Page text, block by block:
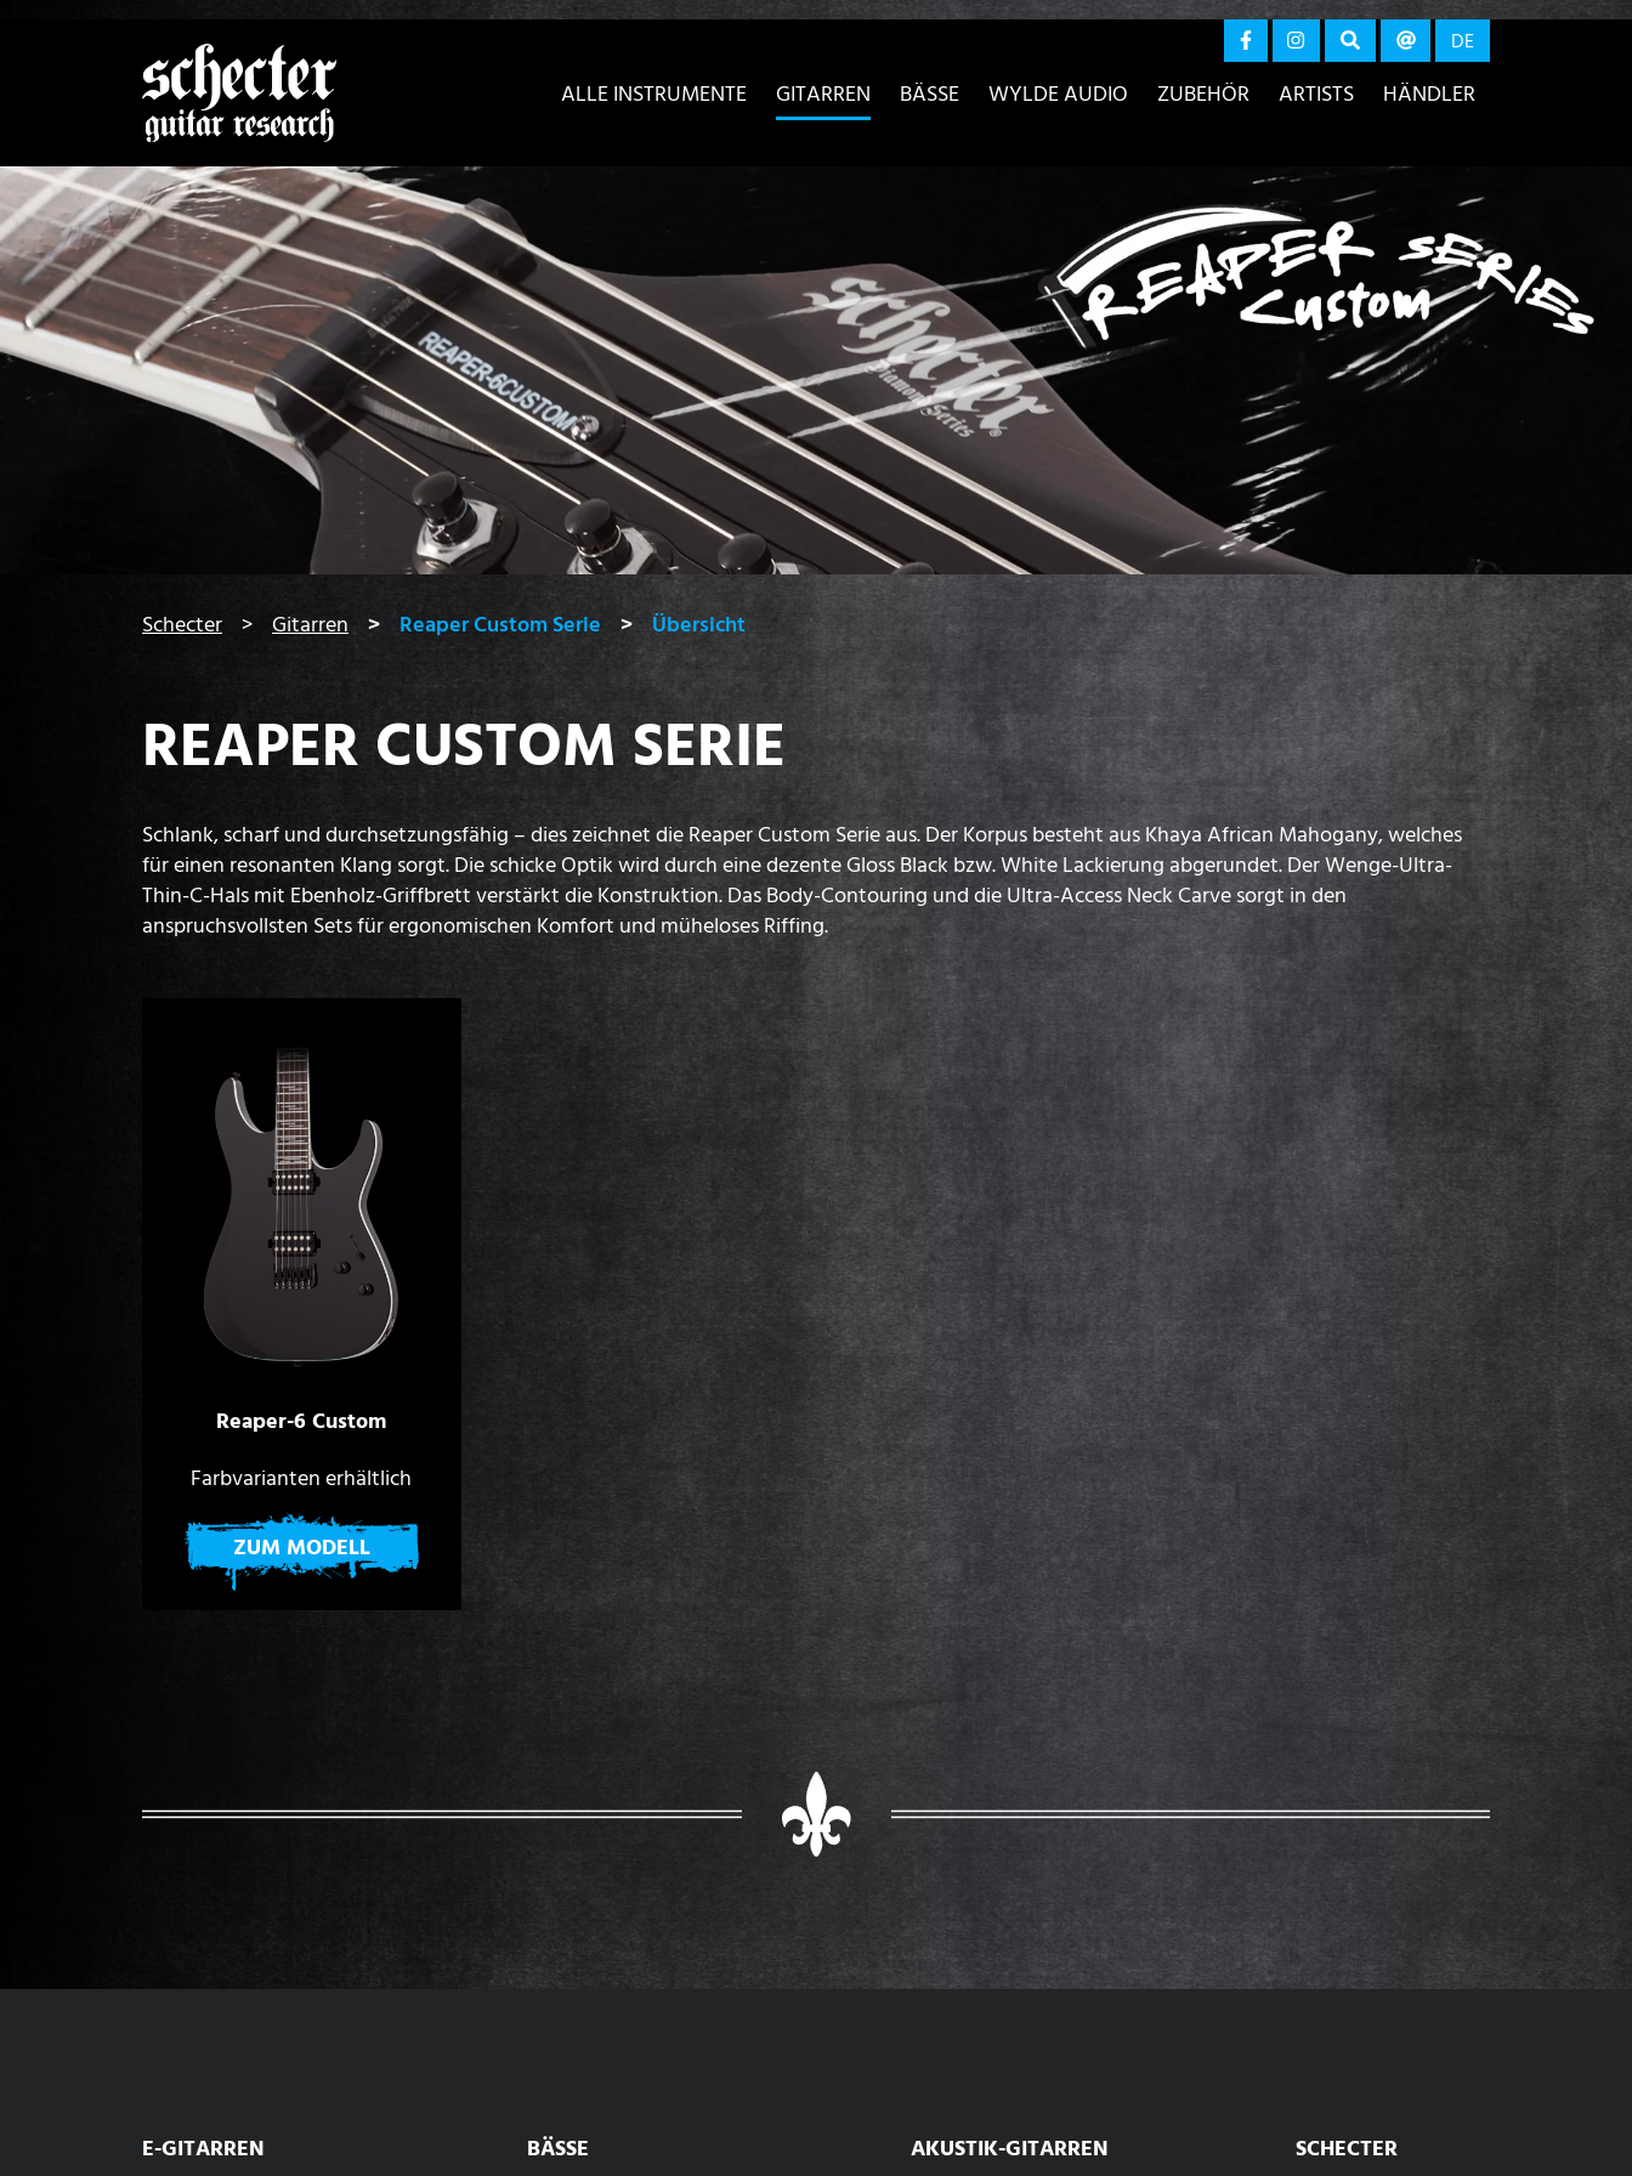
Zeige besser passende Version dieser SeiteDiese Meldung nicht mehr anzeigen
ALLE INSTRUMENTE GITARREN BÄSSE WYLDE AUDIO ZUBEHÖR ARTISTS HÄNDLER
DE
Schecter Gitarren Reaper Custom Serie Übersicht
REAPER CUSTOM SERIE
Schlank, scharf und durchsetzungsfähig – dies zeichnet die Reaper Custom Serie aus. Der Korpus besteht aus Khaya African Mahogany, welches
für einen resonanten Klang sorgt. Die schicke Optik wird durch eine dezente Gloss Black bzw. White Lackierung abgerundet. Der Wenge-Ultra-
Thin-C-Hals mit Ebenholz-Griffbrett verstärkt die Konstruktion. Das Body-Contouring und die Ultra-Access Neck Carve sorgt in den
anspruchsvollsten Sets für ergonomischen Komfort und müheloses Riffing.
Reaper-6 Custom
Farbvarianten erhältlich
ZUM MODELL
E-GITARREN BÄSSE AKUSTIK-GITARREN SCHECTER